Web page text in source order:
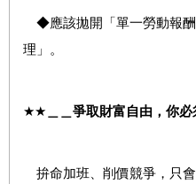
◆應該拋開「單一勞動報酬
理」。
★★ 爭取財富自由，你必
拚命加班、削價競爭，只會